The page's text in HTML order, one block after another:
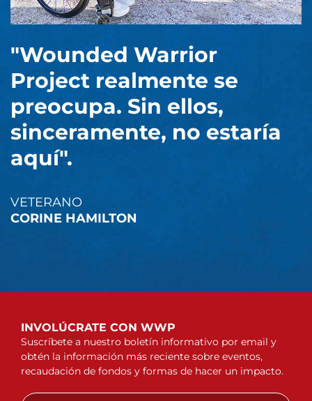
"Wounded Warrior
Project realmente se
preocupa. Sin ellos,
sinceramente, no estaría
aquí".
VETERANO
CORINE HAMILTON
INVOLÚCRATE CON WWP
Suscríbete a nuestro boletín informativo por email y
obtén la información más reciente sobre eventos,
recaudación de fondos y formas de hacer un impacto.